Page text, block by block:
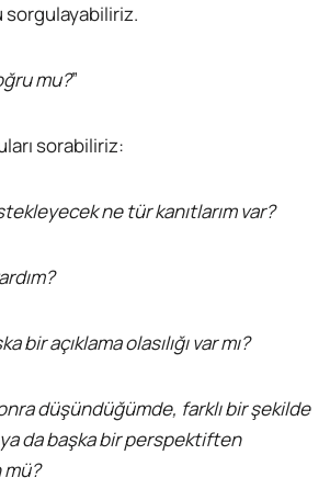
sorgulayabiliriz.
mu?”
sorabiliriz:
ne tür kanıtlarım var?
bir açıklama olasılığı var mı?
düşündüğümde, farklı bir şekilde
da başka bir perspektiften
mü?